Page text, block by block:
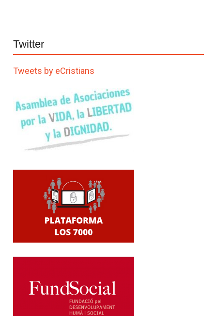
Twitter
Tweets by eCristians